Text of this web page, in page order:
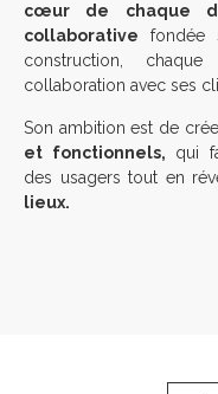
cœur de chaque
collaborative fondée
construction,
collaboration avec ses
Son ambition est de
et fonctionnels, qui
des usagers tout en
lieux.